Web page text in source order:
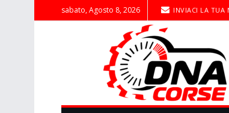
sabato, Agosto 8, 2026 INVIACI LA TUA